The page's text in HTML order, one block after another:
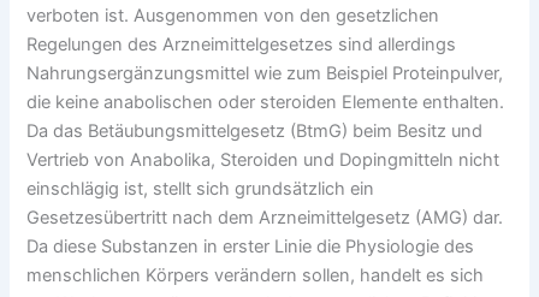
verboten ist. Ausgenommen von den gesetzlichen
Regelungen des Arzneimittelgesetzes sind allerdings
Nahrungsergänzungsmittel wie zum Beispiel Proteinpulver,
die keine anabolischen oder steroiden Elemente enthalten.
Da das Betäubungsmittelgesetz (BtmG) beim Besitz und
Vertrieb von Anabolika, Steroiden und Dopingmitteln nicht
einschlägig ist, stellt sich grundsätzlich ein
Gesetzesübertritt nach dem Arzneimittelgesetz (AMG) dar.
Da diese Substanzen in erster Linie die Physiologie des
menschlichen Körpers verändern sollen, handelt es sich